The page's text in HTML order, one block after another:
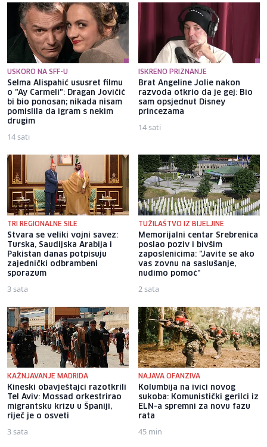
USKORO NA SFF-U
Selma Alispahić ususret filmu
o "Ay Carmeli": Dragan Jovičić
bi bio ponosan; nikada nisam
pomislila da igram s nekim
drugim
14 sati
ISKRENO PRIZNANJE
Brat Angeline Jolie nakon
razvoda otkrio da je gej: Bio
sam opsjednut Disney
princezama
14 sati
TRI REGIONALNE SILE
Stvara se veliki vojni savez:
Turska, Saudijska Arabija i
Pakistan danas potpisuju
zajednički odbrambeni
sporazum
3 sata
TUŽILAŠTVO IZ BIJELJINE
Memorijalni centar Srebrenica
poslao poziv i bivšim
zaposlenicima: "Javite se ako
vas zovnu na saslušanje,
nudimo pomoć"
2 sata
KAŽNJAVANJE MADRIDA
Kineski obavještajci razotkrili
Tel Aviv: Mossad orkestrirao
migrantsku krizu u Španiji,
riječ je o osveti
3 sata
NAJAVA OFANZIVA
Kolumbija na ivici novog
sukoba: Komunistički gerilci iz
ELN-a spremni za novu fazu
rata
45 min